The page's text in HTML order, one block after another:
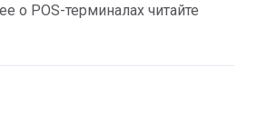
о POS-терминалах читайте